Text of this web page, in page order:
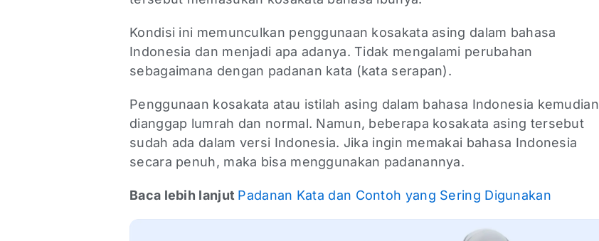
Kondisi ini memunculkan penggunaan kosakata asing dalam bahasa
Indonesia dan menjadi apa adanya. Tidak mengalami perubahan
sebagaimana dengan padanan kata (kata serapan).
Penggunaan kosakata atau istilah asing dalam bahasa Indonesia kemudian
dianggap lumrah dan normal. Namun, beberapa kosakata asing tersebut
sudah ada dalam versi Indonesia. Jika ingin memakai bahasa Indonesia
secara penuh, maka bisa menggunakan padanannya.
Baca lebih lanjut Padanan Kata dan Contoh yang Sering Digunakan